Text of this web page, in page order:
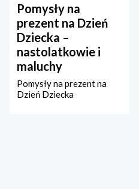
Pomysły na
prezent na Dzień
Dziecka –
nastolatkowie i
maluchy
Pomysły na prezent na
Dzień Dziecka